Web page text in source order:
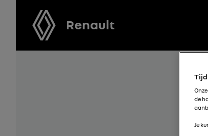
Renault
Tijd
de
Je